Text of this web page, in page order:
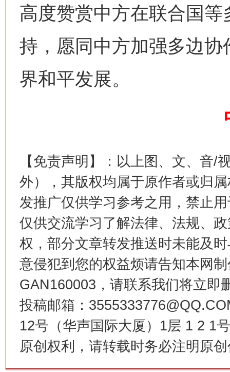
高度赞赏中方在联合国
持，愿同中方加强多边
界和平发展。
【免责声明】：以上图、文、音/
外），其版权均属于原作者或归
发推广仅供学习参考之用，禁止
仅供交流学习了解法律、法规、
权，部分文章转发推送时未能及
意侵犯到您的权益烦请告知本网
GAN160003，请联系我们将立即
投稿邮箱：
12号（华声国际大厦）1层 1 2 1
原创权利，请转载时务必注明原
谢
在谋一域中谋全局
今